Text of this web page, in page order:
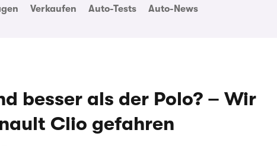
Verkaufen Auto-Tests Auto-News
besser als der Polo? – Wir
Clio gefahren